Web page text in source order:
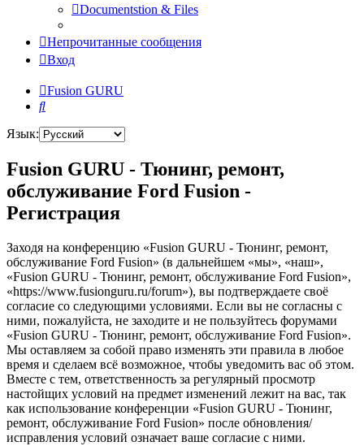
Documentstion & Files
Непрочитанные сообщения
Вход
Fusion GURU
Поиск
Язык:
Fusion GURU - Тюнинг, ремонт,
обслуживание Ford Fusion -
Регистрация
Заходя на конференцию «Fusion GURU - Тюнинг, ремонт,
обслуживание Ford Fusion» (в дальнейшем «мы», «наш»,
«Fusion GURU - Тюнинг, ремонт, обслуживание Ford Fusion»,
«https://www.fusionguru.ru/forum»), вы подтверждаете своё
согласие со следующими условиями. Если вы не согласны с
ними, пожалуйста, не заходите и не пользуйтесь форумами
«Fusion GURU - Тюнинг, ремонт, обслуживание Ford Fusion».
Мы оставляем за собой право изменять эти правила в любое
время и сделаем всё возможное, чтобы уведомить вас об этом.
Вместе с тем, ответственность за регулярный просмотр
настойщих условий на предмет изменений лежит на вас, так
как использование конференции «Fusion GURU - Тюнинг,
ремонт, обслуживание Ford Fusion» после обновления/
исправления условий означает ваше согласие с ними.